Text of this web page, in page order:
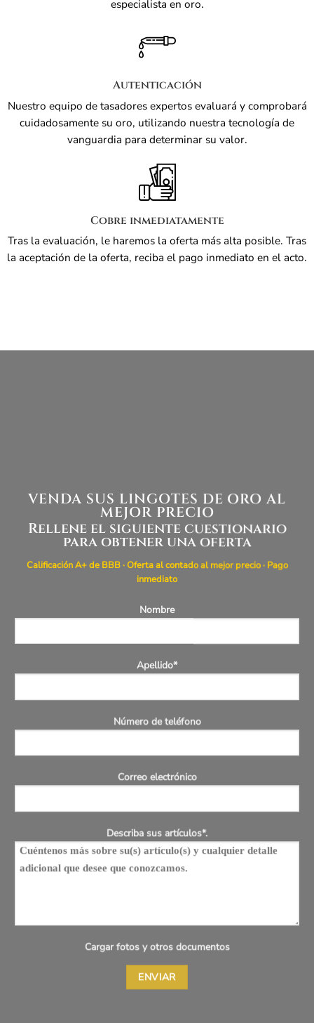
especialista en oro.
Autenticación
Nuestro equipo de tasadores expertos evaluará y comprobará
cuidadosamente su oro, utilizando nuestra tecnología de
vanguardia para determinar su valor.
Cobre inmediatamente
Tras la evaluación, le haremos la oferta más alta posible. Tras
la aceptación de la oferta, reciba el pago inmediato en el acto.
VENDA SUS LINGOTES DE ORO AL
MEJOR PRECIO
Rellene el siguiente cuestionario
para obtener una oferta
Calificación A+ de BBB · Oferta al contado al mejor precio · Pago
inmediato
Nombre
Apellido*
Número de teléfono
Correo electrónico
Describa sus artículos*.
Cargar fotos y otros documentos